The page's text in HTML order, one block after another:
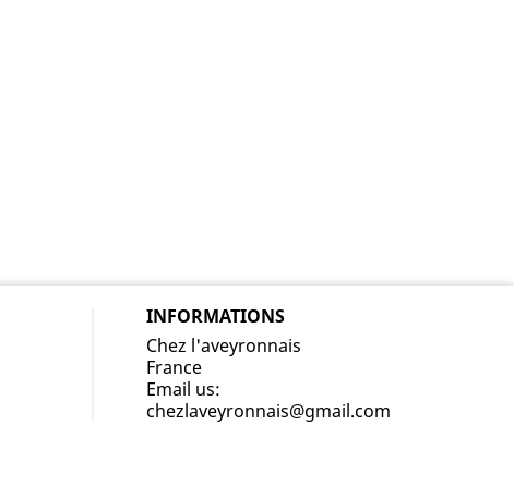
INFORMATIONS
Chez l'aveyronnais
France
Email us:
chezlaveyronnais@gmail.com